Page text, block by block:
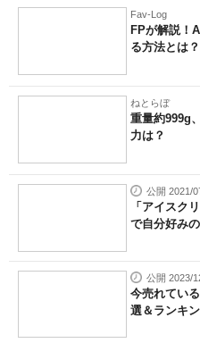
Fav-Log
FPが解説！
る方法とは？
ねとらぼ
重量約999g
力は？
公開 2021/
「アイスク
で自分好み
公開 2023/
今売れてい
選＆ランキ